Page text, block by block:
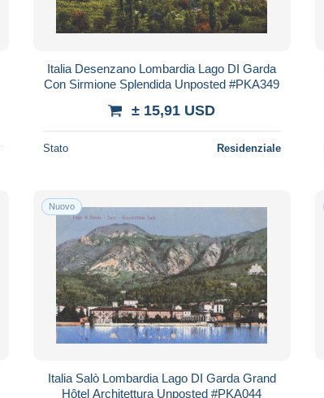
Italia Desenzano Lombardia Lago DI Garda
Con Sirmione Splendida Unposted #PKA349
± 15,91 USD
Stato Residenziale
Nuovo
Italia Salò Lombardia Lago DI Garda Grand
Hôtel Architettura Unposted #PKA044